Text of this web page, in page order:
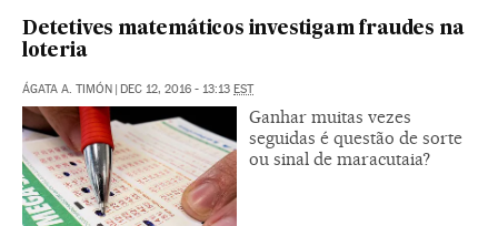
Detetives matemáticos investigam fraudes na
loteria
ÁGATA A. TIMÓN DEC 12, 2016 - 13:13 EST
Ganhar muitas vezes
seguidas é questão de sorte
ou sinal de maracutaia?